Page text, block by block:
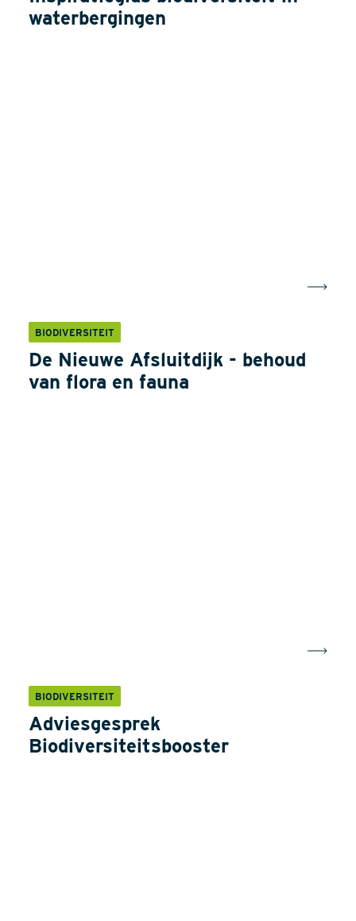
waterbergingen
BIODIVERSITEIT
De Nieuwe Afsluitdijk - behoud
van flora en fauna
BIODIVERSITEIT
Adviesgesprek
Biodiversiteitsbooster